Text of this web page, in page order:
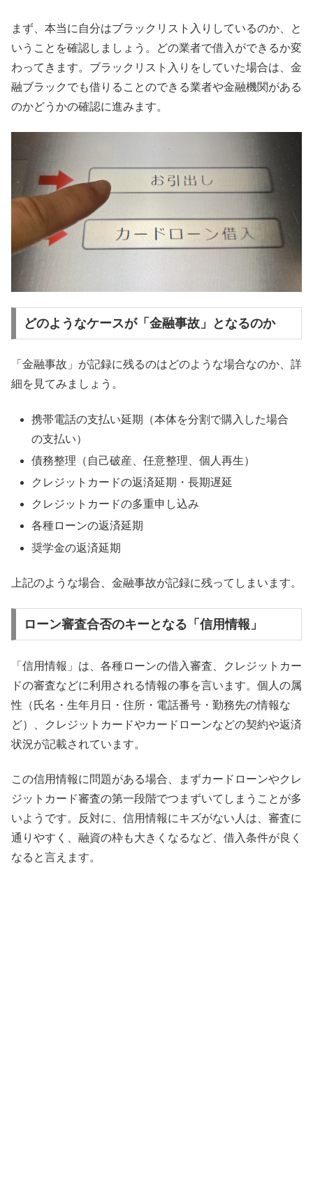
まず、本当に自分はブラックリスト入りしているのか、と
いうことを確認しましょう。どの業者で借入ができるか変
わってきます。ブラックリスト入りをしていた場合は、金
融ブラックでも借りることのできる業者や金融機関がある
のかどうかの確認に進みます。
どのようなケースが「金融事故」となるのか
「金融事故」が記録に残るのはどのような場合なのか、詳
細を見てみましょう。
携帯電話の支払い延期（本体を分割で購入した場合
の支払い）
債務整理（自己破産、任意整理、個人再生）
クレジットカードの返済延期・長期遅延
クレジットカードの多重申し込み
各種ローンの返済延期
奨学金の返済延期
上記のような場合、金融事故が記録に残ってしまいます。
ローン審査合否のキーとなる「信用情報」
「信用情報」は、各種ローンの借入審査、クレジットカー
ドの審査などに利用される情報の事を言います。個人の属
性（氏名・生年月日・住所・電話番号・勤務先の情報な
ど）、クレジットカードやカードローンなどの契約や返済
状況が記載されています。
この信用情報に問題がある場合、まずカードローンやクレ
ジットカード審査の第一段階でつまずいてしまうことが多
いようです。反対に、信用情報にキズがない人は、審査に
通りやすく、融資の枠も大きくなるなど、借入条件が良く
なると言えます。